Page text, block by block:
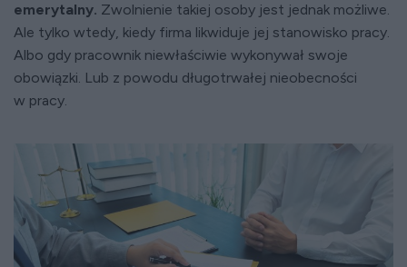
emerytalny. Zwolnienie takiej osoby jest jednak możliwe.
Ale tylko wtedy, kiedy firma likwiduje jej stanowisko pracy.
Albo gdy pracownik niewłaściwie wykonywał swoje
obowiązki. Lub z powodu długotrwałej nieobecności
w pracy.